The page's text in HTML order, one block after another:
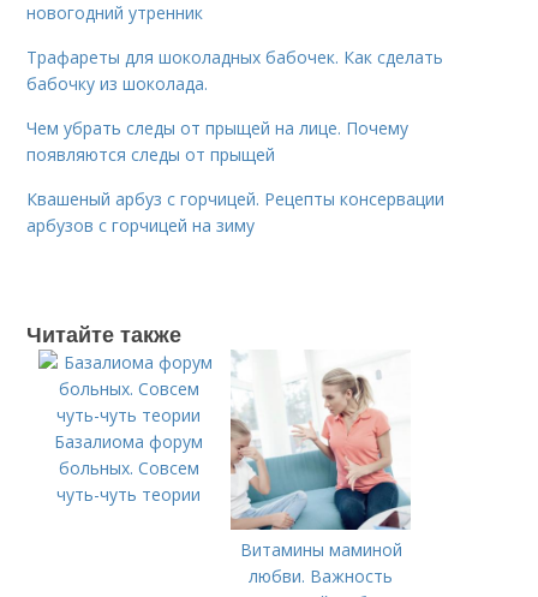
новогодний утренник
Трафареты для шоколадных бабочек. Как сделать
бабочку из шоколада.
Чем убрать следы от прыщей на лице. Почему
появляются следы от прыщей
Квашеный арбуз с горчицей. Рецепты консервации
арбузов с горчицей на зиму
Читайте также
Базалиома форум
больных. Совсем
чуть-чуть теории
Витамины маминой
любви. Важность